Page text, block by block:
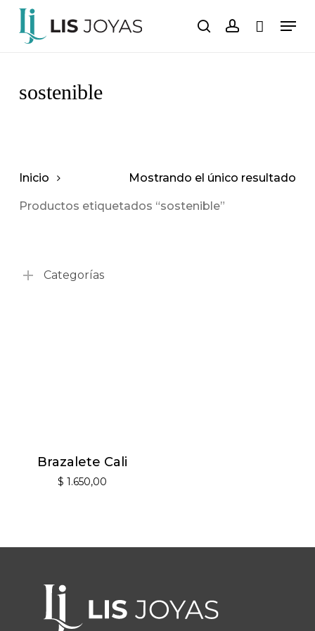
Saltar
contenido
buscarcuenta
Carro Cerrar
sostenible
Mostrando el único resultado
Inicio
Productos etiquetados “sostenible”
Categorías
Brazalete Cali
$ 1.650,00